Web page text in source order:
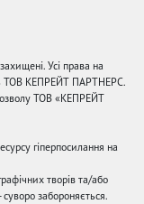
Усі права на
ТОВ КЕПРЕЙТ ПАРТНЕРС.
ТОВ «КЕПРЕЙТ
гіперпосилання на
творів та/або
забороняється.